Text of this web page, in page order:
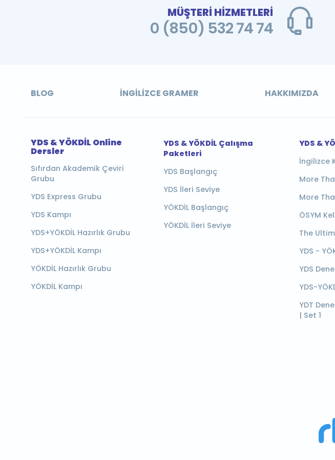
MÜŞTERİ HİZMETLERİ
0 (850) 532 74 74
BLOG İNGILIZCE GRAMER HAKKIMIZDA
YDS & YÖKDİL Online
Dersler
Sıfırdan Akademik Çeviri
Grubu
YDS Express Grubu
YDS Kampı
YDS+YÖKDİL Hazırlık Grubu
YDS+YÖKDİL Kampı
YÖKDİL Hazırlık Grubu
YÖKDİL Kampı
YDS & YÖKDİL Çalışma
Paketleri
YDS Başlangıç
YDS İleri Seviye
YÖKDİL Başlangıç
YÖKDİL İleri Seviye
YDS &
İngilizce
More
More
ÖSYM
The
YDS -
YDS
YDS-
YDT
| Set 1